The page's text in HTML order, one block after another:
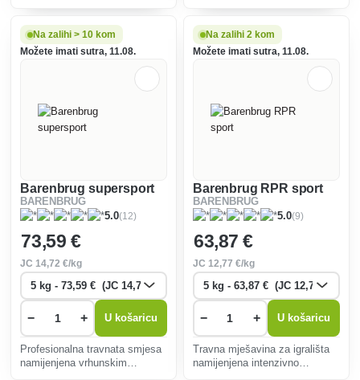
atmosfere i veže ga u tlu,
čineći ga dostupnim za rast
koristiti u razne svrhe, npr. na
travnjacima, lokalnom
Na zalihi > 10 kom
Možete imati sutra, 11.08.
Barenbrug supersport
BARENBRUG
5.0(12)
73,59 €
JC14,72 €/kg
− + U košaricu
Profesionalna travnata smjesa
namijenjena vrhunskim
Na zalihi 2 kom
Možete imati sutra, 11.08.
Barenbrug RPR sport
BARENBRUG
5.0(9)
63,87 €
JC 12,77 €/kg
− + U košaricu
Travna mješavina za igrališta
namijenjena intenzivno